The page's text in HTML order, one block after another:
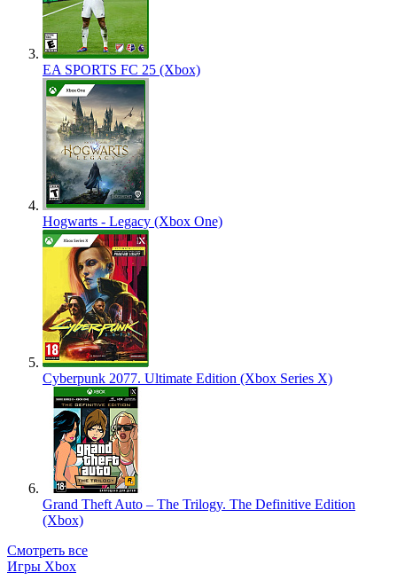
EA SPORTS FC 25 (Xbox)
Hogwarts - Legacy (Xbox One)
Cyberpunk 2077. Ultimate Edition (Xbox Series X)
Grand Theft Auto – The Trilogy. The Definitive Edition
(Xbox)
Смотреть все
Игры Xbox